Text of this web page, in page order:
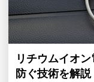
リチウムイオ
防ぐ技術を解説